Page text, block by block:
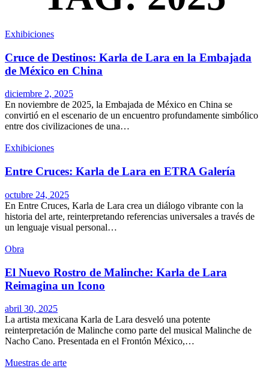
Exhibiciones
Cruce de Destinos: Karla de Lara en la Embajada
de México en China
diciembre 2, 2025
En noviembre de 2025, la Embajada de México en China se
convirtió en el escenario de un encuentro profundamente simbólico
entre dos civilizaciones de una…
Exhibiciones
Entre Cruces: Karla de Lara en ETRA Galería
octubre 24, 2025
En Entre Cruces, Karla de Lara crea un diálogo vibrante con la
historia del arte, reinterpretando referencias universales a través de
un lenguaje visual personal…
Obra
El Nuevo Rostro de Malinche: Karla de Lara
Reimagina un Icono
abril 30, 2025
La artista mexicana Karla de Lara desveló una potente
reinterpretación de Malinche como parte del musical Malinche de
Nacho Cano. Presentada en el Frontón México,…
Muestras de arte